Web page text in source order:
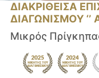
ΔΙΑΚΡΙΘΕΙΣΑ
ΔΙΑΓΩΝΙΣΜΟΥ ‘’
Μικρός